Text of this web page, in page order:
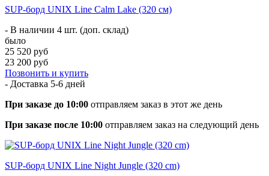
SUP-борд UNIX Line Calm Lake (320 см)
- В наличии 4 шт. (доп. склад)
было
25 520 руб
23 200 руб
Позвонить и купить
- Доставка 5-6 дней
При заказе до 10:00 отправляем заказ в этот же день
При заказе после 10:00 отправляем заказ на следующий день
SUP-борд UNIX Line Night Jungle (320 cm)